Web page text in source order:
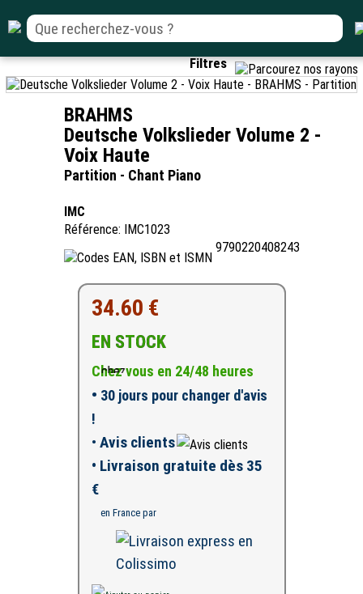
Filtres
BRAHMS
Deutsche Volkslieder Volume 2 -
Voix Haute
Partition - Chant Piano
IMC
Référence: IMC1023
9790220408243
34.60 €
EN STOCK
Chez vous en 24/48 heures
• 30 jours pour changer d'avis
!
• Avis clients
• Livraison gratuite dès 35
€
en France par